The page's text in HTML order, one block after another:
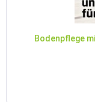
Bodenpflege